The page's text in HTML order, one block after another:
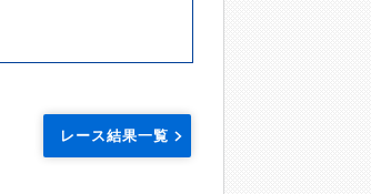
レース結果一覧